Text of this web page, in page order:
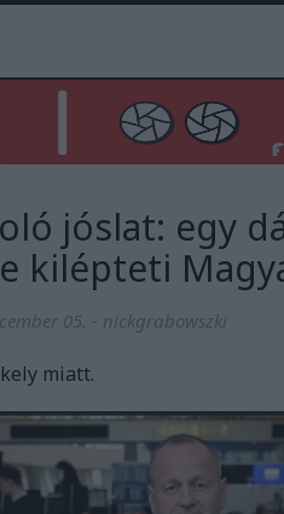
jóslat: egy
kilépteti
05. - nickgrabowszki
miatt.